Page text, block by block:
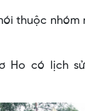
thuộc nhóm
Ho có lịch